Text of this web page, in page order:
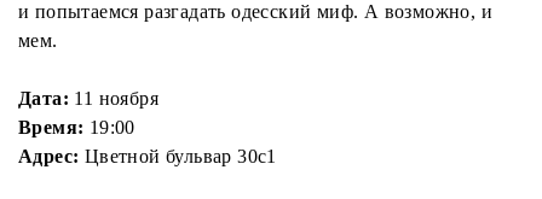
и попытаемся разгадать одесский миф. А возможно, и
мем.
Дата: 11 ноября
Время: 19:00
Адрес: Цветной бульвар 30с1